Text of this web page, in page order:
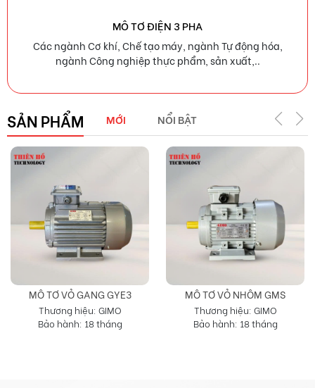
MÔ TƠ ĐIỆN 3 PHA
Các ngành Cơ khí, Chế tạo máy, ngành Tự động hóa,
ngành Công nghiệp thực phẩm, sản xuất,..
SẢN PHẨM MỚI NỔI BẬT
MÔ TƠ VỎ GANG GYE3
Thương hiệu: GIMO
Bảo hành: 18 tháng
MÔ TƠ VỎ NHÔM GMS
Thương hiệu: GIMO
Bảo hành: 18 tháng